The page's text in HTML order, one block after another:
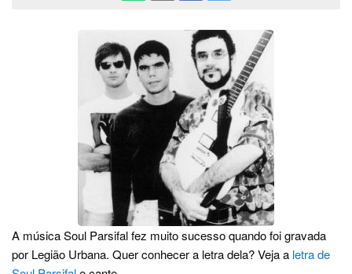
A música Soul Parsifal fez muito sucesso quando foi gravada
por Legião Urbana. Quer conhecer a letra dela? Veja a letra de